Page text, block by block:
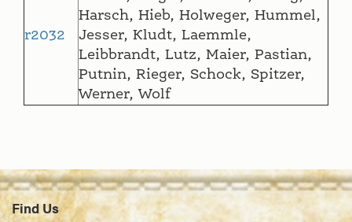
r2032
Harsch, Hieb, Holweger, Hummel,
Jesser, Kludt, Laemmle,
Leibbrandt, Lutz, Maier, Pastian,
Putnin, Rieger, Schock, Spitzer,
Werner, Wolf
Find Us